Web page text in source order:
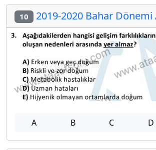
10 2019-2020 Bahar Dönemi
A B C D